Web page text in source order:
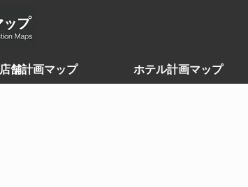
店舗計画マップ ホテル計画マップ